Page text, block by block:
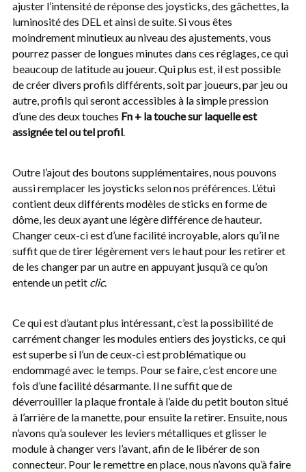
ajuster l’intensité de réponse des joysticks, des gâchettes, la
luminosité des DEL et ainsi de suite. Si vous êtes
moindrement minutieux au niveau des ajustements, vous
pourrez passer de longues minutes dans ces réglages, ce qui
beaucoup de latitude au joueur. Qui plus est, il est possible
de créer divers profils différents, soit par joueurs, par jeu ou
autre, profils qui seront accessibles à la simple pression
d’une des deux touches Fn + la touche sur laquelle est
assignée tel ou tel profil
Outre l’ajout des boutons supplémentaires, nous pouvons
aussi remplacer les joysticks selon nos préférences. L’étui
contient deux différents modèles de sticks en forme de
dôme, les deux ayant une légère différence de hauteur.
Changer ceux-ci est d’une facilité incroyable, alors qu’il ne
suffit que de tirer légèrement vers le haut pour les retirer et
de les changer par un autre en appuyant jusqu’à ce qu’on
entende un petit clic.
Ce qui est d’autant plus intéressant, c’est la possibilité de
carrément changer les modules entiers des joysticks, ce qui
est superbe si l’un de ceux-ci est problématique ou
endommagé avec le temps. Pour se faire, c’est encore une
fois d’une facilité désarmante. Il ne suffit que de
déverrouiller la plaque frontale à l’aide du petit bouton situé
à l’arrière de la manette, pour ensuite la retirer. Ensuite, nous
n’avons qu’a soulever les leviers métalliques et glisser le
module à changer vers l’avant, afin de le libérer de son
connecteur. Pour le remettre en place, nous n’avons qu’à faire